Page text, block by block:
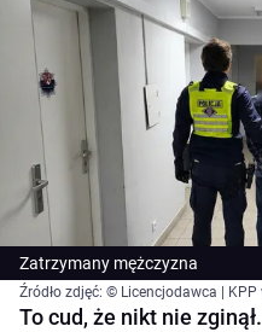
Zatrzymany mężczyzna
Źródło zdjęć: © Licencjodawca |
To cud, że nikt nie